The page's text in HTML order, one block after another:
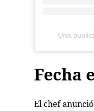
Una
Fecha
El chef